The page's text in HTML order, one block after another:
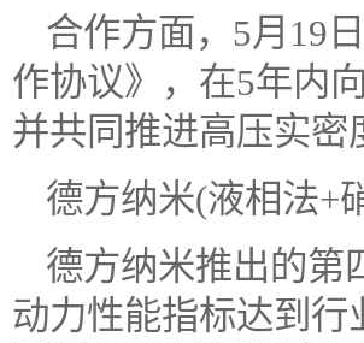
合作方面，5月19
作协议》，在5年内
并共同推进高压实
德方纳米(液相法+
德方纳米推出的第
动力性能指标达到